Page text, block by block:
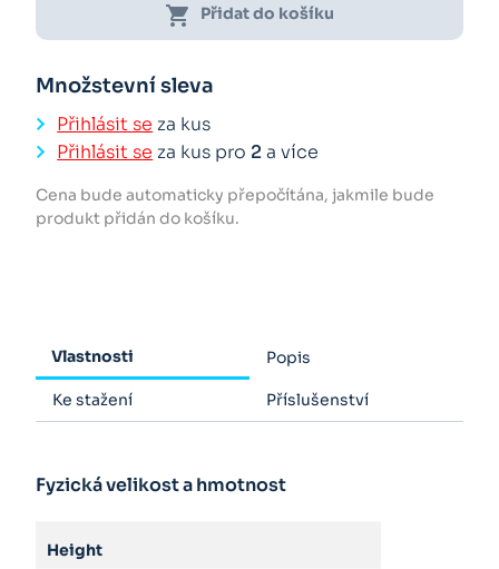
shopping_cart Přidat do košíku
Množstevní sleva
Přihlásit se za kus
Přihlásit se za kus pro 2a více
Cena bude automaticky přepočítána, jakmile bude
produkt přidán do košíku.
Vlastnosti Popis
Ke stažení Příslušenství
Fyzická velikost a hmotnost
Height